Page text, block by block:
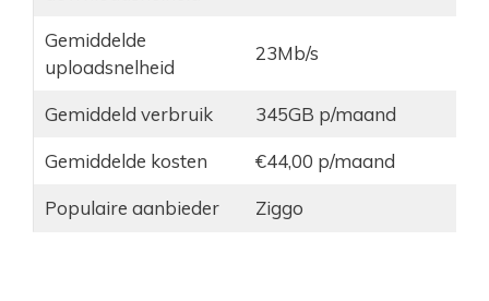
Gemiddelde
uploadsnelheid
23Mb/s
Gemiddeld verbruik 345GB p/maand
Gemiddelde kosten €44,00 p/maand
Populaire aanbieder Ziggo